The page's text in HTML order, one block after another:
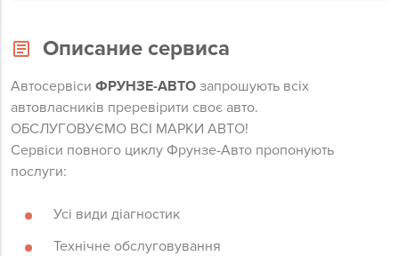
Описание сервиса
Автосервіси ФРУНЗЕ-АВТО запрошують всіх
автовласників преревірити своє авто.⠀⠀
ОБСЛУГОВУЄМО ВСІ МАРКИ АВТО!⠀
Сервіси повного циклу Фрунзе-Авто пропонують
послуги:⠀⠀⠀⠀⠀
Усі види діагностик⠀
Технічне обслуговування⠀⠀⠀⠀